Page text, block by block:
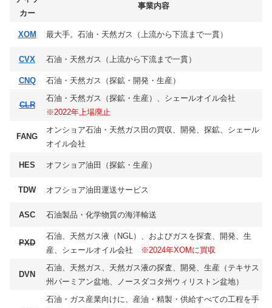
カー
事業内容
XOM 最大手。石油・天然ガス（上流から下流まで一貫）
CVX 石油・天然ガス（上流から下流まで一貫）
CNQ 石油・天然ガス（探鉱・開発・生産）
CLR
石油・天然ガス（探鉱・生産）、シェールオイル会社
※2022年上場廃止
FANG
オンショア石油・天然ガス田の買収、開発、探鉱、シェール
オイル会社
HES オフショア油田（探鉱・生産）
TDW オフショア油田運送サービス
ASC 石油製品・化学物質の海洋輸送
PXD
石油、天然ガス液（NGL）、およびガスを探査、開発、生
産、シェールオイル会社
※2024年XOMに買収
DVN
石油、天然ガス、天然ガス液の探査、開発、生産（テキサス
州パーミアン盆地、ノースダコタ州ウィリストン盆地）
石油・ガス産業向けに、産油・精製・供給すべての工程を手